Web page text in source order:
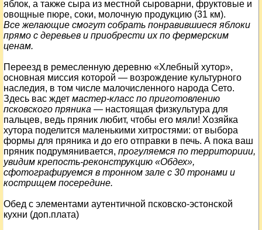
яблок, а также сыра из местной сыроварни, фруктовые и
овощные пюре, соки, молочную продукцию (31 км).
Все желающие смогут собрать понравившиеся яблоки
прямо с деревьев и приобрести их по фермерским
ценам.
Переезд в ремесленную деревню «Хлебный хутор»,
основная миссия которой — возрождение культурного
наследия, в том числе малочисленного народа Сето.
Здесь вас ждет мастер-класс по приготовлению
псковского пряника — настоящая физкультура для
пальцев, ведь пряник любит, чтобы его мяли! Хозяйка
хутора поделится маленькими хитростями: от выбора
формы для пряника и до его отправки в печь. А пока ваш
пряник подрумянивается, прогуляемся по территориии,
увидим крепость-реконструкцию «Обдех»,
сфотографируемся в тронном зале с 30 тронами и
кострищем посередине.
Обед с элементами аутентичной псковско-эстонской
кухни (доп.плата)